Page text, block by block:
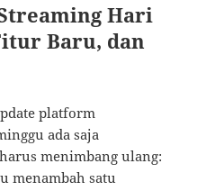
Hari
Baru, dan
platform
ada saja
menimbang ulang:
menambah satu